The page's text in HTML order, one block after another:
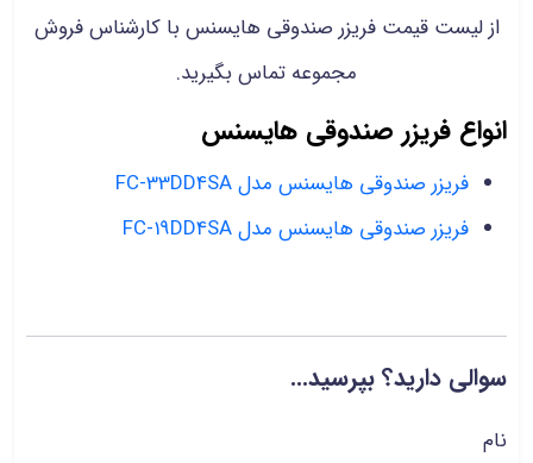
از لیست قیمت فریزر صندوقی هایسنس با کارشناس فروش
مجموعه تماس بگیرید.
انواع فریزر صندوقی هایسنس
فریزر صندوقی هایسنس مدل FC-33DD4SA
فریزر صندوقی هایسنس مدل FC-19DD4SA
سوالی دارید؟ بپرسید...
نام